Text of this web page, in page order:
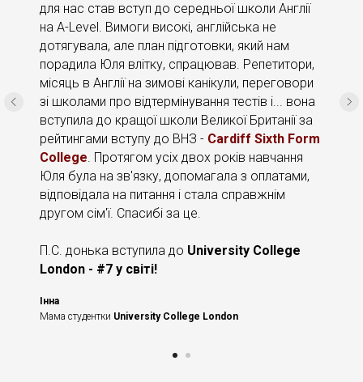
для нас став вступ до середньої школи Англії
на A-Level. Вимоги високі, англійська не
дотягувала, але план підготовки, який нам
порадила Юля влітку, спрацював. Репетитори,
місяць в Англії на зимові канікули, переговори
зі школами про відтермінування тестів і... вона
вступила до кращої школи Великої Британії за
рейтингами вступу до ВНЗ - Cardiff Sixth Form
College. Протягом усіх двох років навчання
Юля була на зв'язку, допомагала з оплатами,
відповідала на питання і стала справжнім
другом сім'ї. Спасибі за це.
П.С. донька вступила до University College
London - #7 у світі!
Інна
Мама студентки University College London